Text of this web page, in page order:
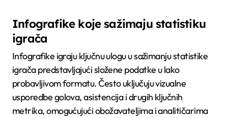
Infografike koje sažimaju statistiku
igrača
Infografike igraju ključnu ulogu u sažimanju statistike
igrača predstavljajući složene podatke u lako
probavljivom formatu. Često uključuju vizualne
usporedbe golova, asistencija i drugih ključnih
metrika, omogućujući obožavateljima i analitičarima